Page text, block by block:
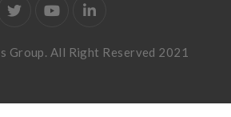
Group. All Right Reserved 2021